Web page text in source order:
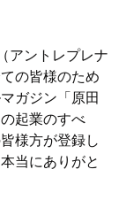
アントレプレナ
の皆様のため
ガジン「原田
起業のすべ
様方が登録し
当にありがと